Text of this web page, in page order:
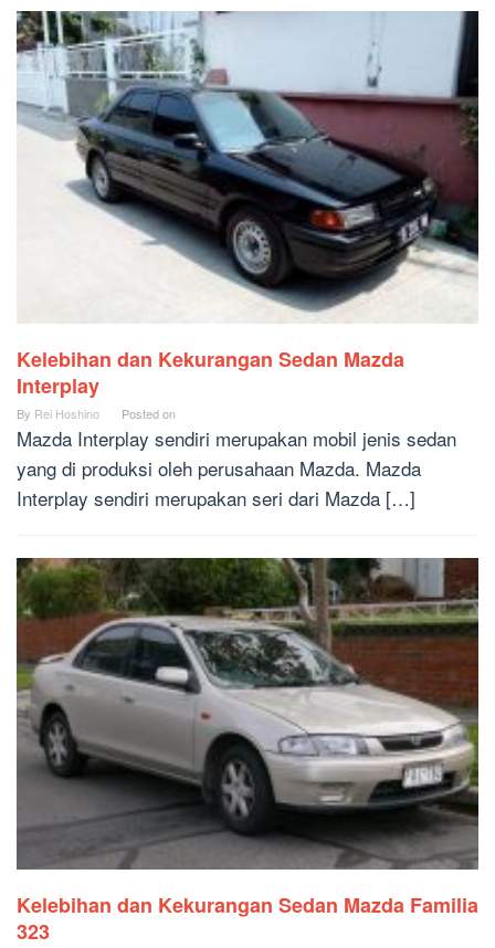
Kelebihan dan Kekurangan Sedan Mazda
Interplay
By Rei Hoshino Posted on
Mazda Interplay sendiri merupakan mobil jenis sedan
yang di produksi oleh perusahaan Mazda. Mazda
Interplay sendiri merupakan seri dari Mazda […]
Kelebihan dan Kekurangan Sedan Mazda Familia
323